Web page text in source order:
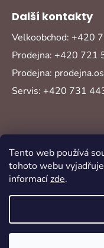
Tento web používá
tohoto webu
informacízde.
Další kontakty
Velkoobchod: +420
Prodejna: +420 721
Prodejna:
Servis: +420 731
Copyright